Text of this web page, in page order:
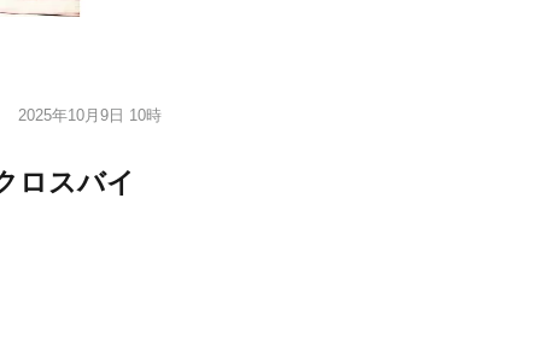
2025年10月9日 10時
ロスバイ